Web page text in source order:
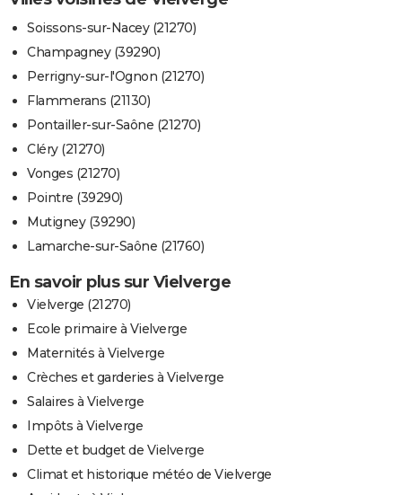
Soissons-sur-Nacey (21270)
Champagney (39290)
Perrigny-sur-l'Ognon (21270)
Flammerans (21130)
Pontailler-sur-Saône (21270)
Cléry (21270)
Vonges (21270)
Pointre (39290)
Mutigney (39290)
Lamarche-sur-Saône (21760)
En savoir plus sur Vielverge
Vielverge (21270)
Ecole primaire à Vielverge
Maternités à Vielverge
Crèches et garderies à Vielverge
Salaires à Vielverge
Impôts à Vielverge
Dette et budget de Vielverge
Climat et historique météo de Vielverge